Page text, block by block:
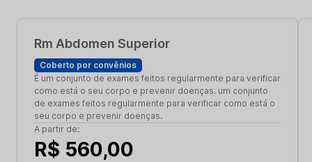
Rm Abdomen Superior
Coberto por convênios
É um conjunto de exames feitos regularmente para verificar
como está o seu corpo e prevenir doenças. um conjunto
de exames feitos regularmente para verificar como está o
seu corpo e prevenir doenças.
A partir de:
R$ 560,00